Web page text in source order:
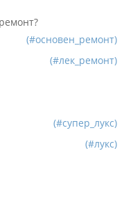
(#основен_ремонт)
(#лек_ремонт)
(#супер_лукс)
(#лукс)